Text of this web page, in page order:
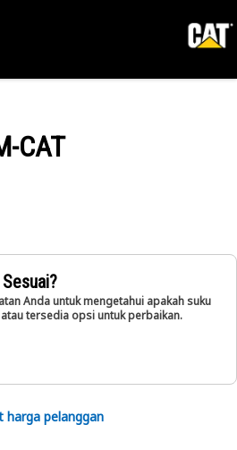
CAT
Anda untuk mengetahui apakah suku
tersedia opsi untuk perbaikan.
harga pelanggan